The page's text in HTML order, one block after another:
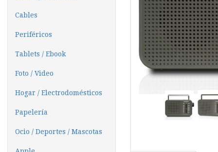
Cables
Periféricos
Tablets / Ebook
Foto / Video
Hogar / Electrodomésticos
Papelería
Ocio / Deportes / Mascotas